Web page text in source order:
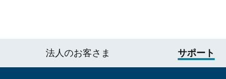
法人のお客さま サポート